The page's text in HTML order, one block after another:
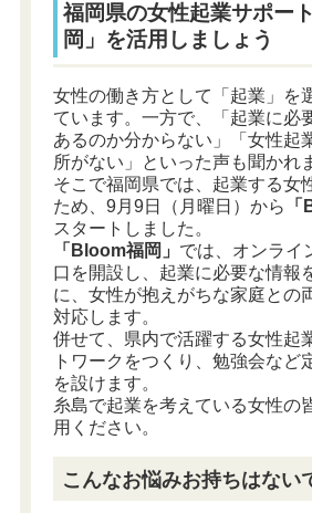
福岡県の女性起業サポー
岡」を活用しましょう
女性の働き方として「起業」を
ています。一方で、「起業に必
あるのか分からない」「女性起
所がない」といった声も聞かれ
そこで福岡県では、起業する女
ため、9月9日（月曜日）から
スタートしました。
「Bloom福岡」 では、オンライ
口を開設し、起業に必要な情報
に、女性が抱えがちな家庭との
対応します。
併せて、県内で活躍する女性起
トワークをつくり、勉強会など
を設けます。
糸島で起業を考えている女性の
用ください。
こんなお悩みお持ちはない